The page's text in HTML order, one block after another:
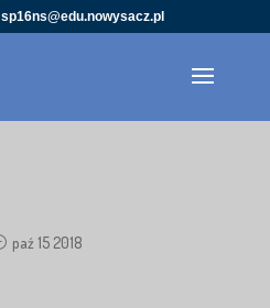
sp16ns@edu.nowysacz.pl
paź 15 2018